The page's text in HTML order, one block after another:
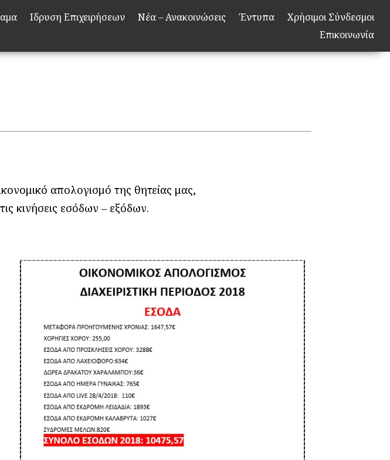
Ιδρυση Επιχειρήσεων Νέα – Ανακοινώσεις Έντυπα
Χρήσιμοι Σύνδεσμοι
Επικοινωνία
απολογισμό της θητείας μας,
κινήσεις εσόδων – εξόδων.